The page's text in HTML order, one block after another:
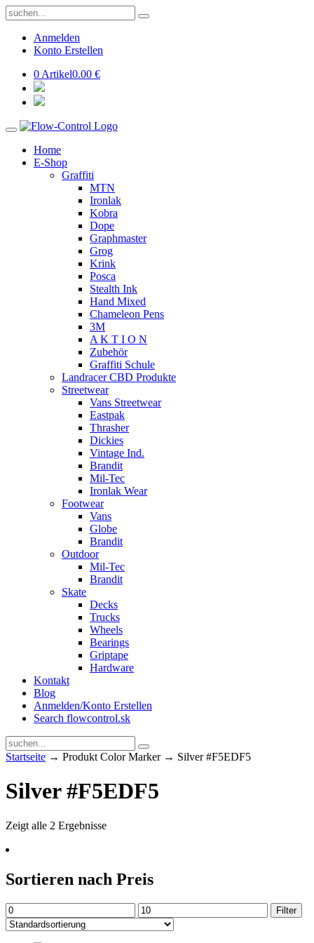
Anmelden
Konto Erstellen
0 Artikel0.00 €
Home
E-Shop
Graffiti
MTN
Ironlak
Kobra
Dope
Graphmaster
Grog
Krink
Posca
Stealth Ink
Hand Mixed
Chameleon Pens
3M
A K T I O N
Zubehör
Graffiti Schule
Landracer CBD Produkte
Streetwear
Vans Streetwear
Eastpak
Thrasher
Dickies
Vintage Ind.
Brandit
Mil-Tec
Ironlak Wear
Footwear
Vans
Globe
Brandit
Outdoor
Mil-Tec
Brandit
Skate
Decks
Trucks
Wheels
Bearings
Griptape
Hardware
Kontakt
Blog
Anmelden/Konto Erstellen
Search flowcontrol.sk
Startseite → Produkt Color Marker → Silver #F5EDF5
Silver #F5EDF5
Zeigt alle 2 Ergebnisse
Sortieren nach Preis
Min.
Preis
Max.
Preis
Filter